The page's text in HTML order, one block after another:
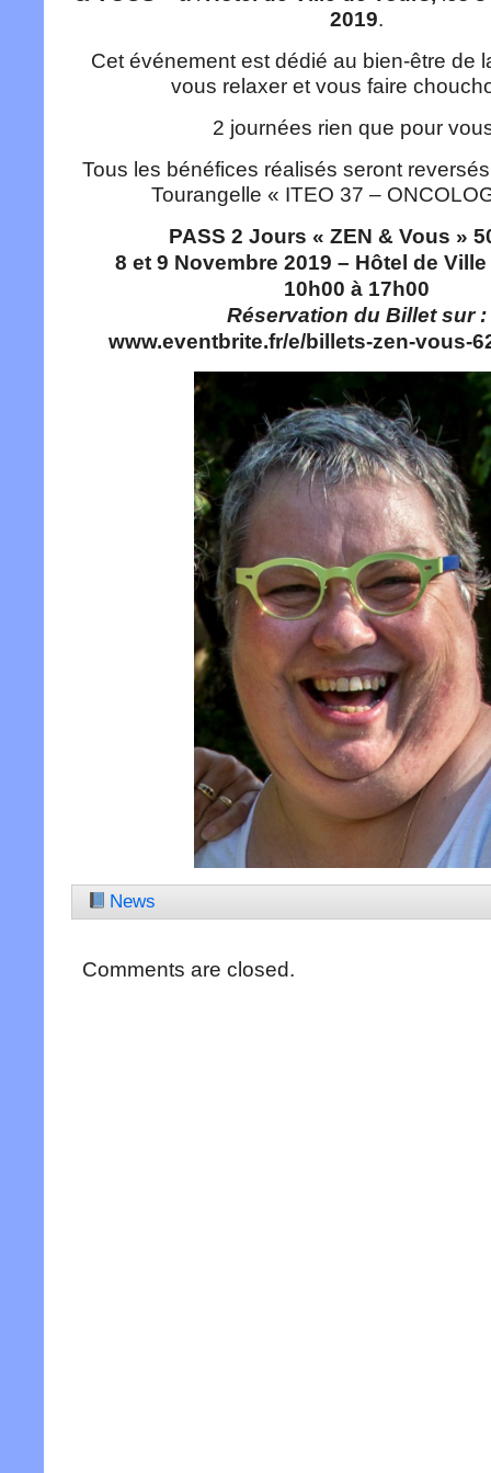
2019.
Cet événement est dédié au bien-être de
vous relaxer et vous faire
2 journées rien que pour
Tous les bénéfices réalisés seront
Tourangelle « ITEO 37 –
PASS 2 Jours « ZEN & Vous »
8 et 9 Novembre 2019 – Hôtel de Ville
10h00 à 17h00
Réservation du Billet sur :
www.eventbrite.fr/e/billets-zen-vous-
News
Comments are closed.